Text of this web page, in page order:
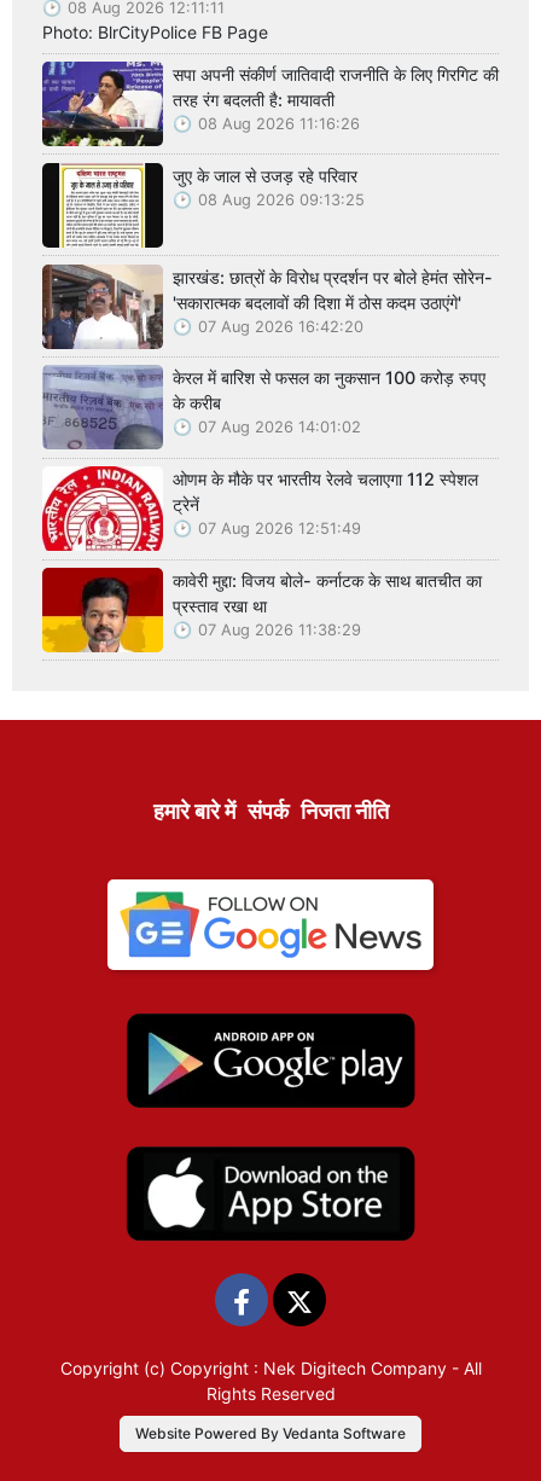
08 Aug 2026 12:11:11
Photo: BlrCityPolice FB Page
सपा अपनी संकीर्ण जातिवादी राजनीति के लिए गिरगिट की
तरह रंग बदलती है: मायावती
08 Aug 2026 11:16:26
जुए के जाल से उजड़ रहे परिवार
08 Aug 2026 09:13:25
झारखंड: छात्रों के विरोध प्रदर्शन पर बोले हेमंत सोरेन-
'सकारात्मक बदलावों की दिशा में ठोस कदम उठाएंगे'
07 Aug 2026 16:42:20
केरल में बारिश से फसल का नुकसान 100 करोड़ रुपए
के करीब
07 Aug 2026 14:01:02
ओणम के मौके पर भारतीय रेलवे चलाएगा 112 स्पेशल
ट्रेनें
07 Aug 2026 12:51:49
कावेरी मुद्दा: विजय बोले- कर्नाटक के साथ बातचीत का
प्रस्ताव रखा था
07 Aug 2026 11:38:29
हमारे बारे में संपर्क निजता नीति
Copyright (c) Copyright : Nek Digitech Company- All
Rights Reserved
Website Powered By Vedanta Software